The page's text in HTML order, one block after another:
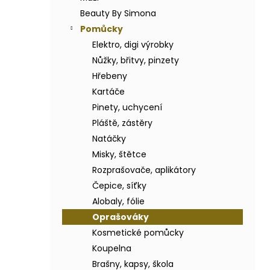
Beauty By Simona
Pomůcky
Elektro, digi výrobky
Nůžky, břitvy, pinzety
Hřebeny
Kartáče
Pinety, uchycení
Pláště, zástěry
Natáčky
Misky, štětce
Rozprašovače, aplikátory
Čepice, síťky
Alobaly, fólie
Oprašováky
Kosmetické pomůcky
Koupelna
Brašny, kapsy, škola
BODY BY SIMONA BANÁN ORGANICKÉ
RUČNĚ VYRÁBĚNÉ BAMBUCKÉ MÁSLO
200ML
749 Kč